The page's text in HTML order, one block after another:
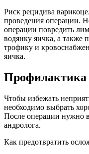
Риск рецидива
проведения операции.
операции повредить
водянку яичка, а также
трофику и
яичка.
Профилактика
Чтобы избежать
необходимо выбрать
После операции нужно
андролога.
Как предотвратить